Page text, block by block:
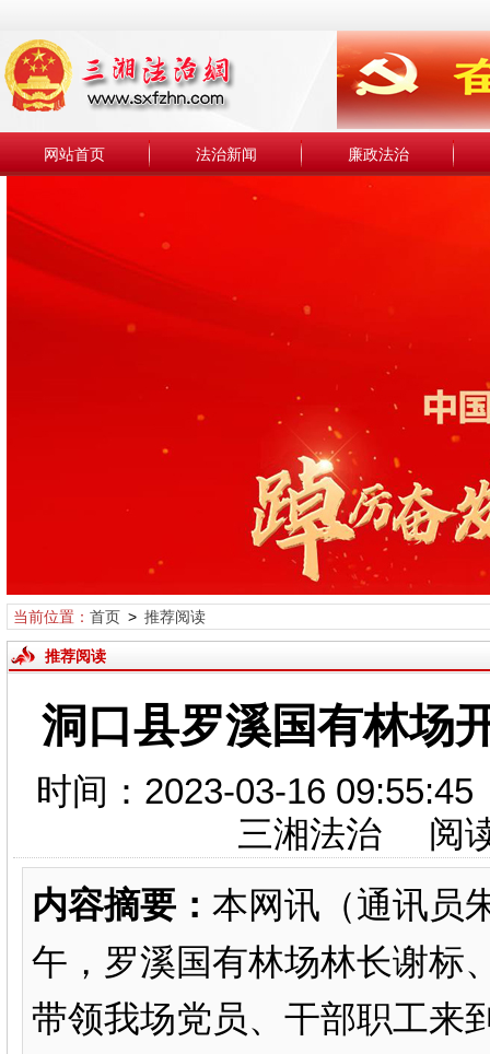
网站首页 法治新闻 廉政法治
当前位置： 首页> 推荐阅读
推荐阅读
洞口县罗溪国有林场
时间：2023-03-16
三湘法治 阅
内容摘要： 本网讯（通讯员
午，罗溪国有林场林长谢标
带领我场党员、干部职工来